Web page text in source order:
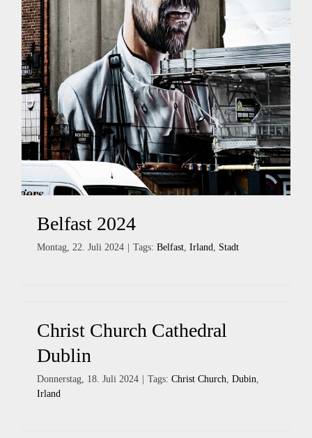
Belfast 2024
Montag, 22. Juli 2024 Tags: Belfast, Irland, Stadt
Christ Church Cathedral
Dublin
Donnerstag, 18. Juli 2024 Tags: Christ Church, Dubin,
Irland